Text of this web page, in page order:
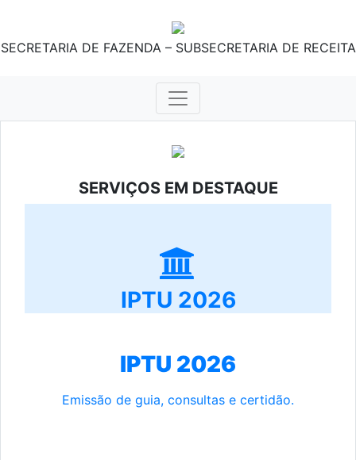
SECRETARIA DE FAZENDA – SUBSECRETARIA DE RECEITA
SERVIÇOS EM DESTAQUE
IPTU 2026
IPTU 2026
Emissão de guia, consultas e certidão.